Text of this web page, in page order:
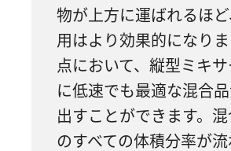
物が上方に運ばれるほ
用はより効果的になり
点において、縦型ミキ
に低速でも最適な混合
出すことができます。
のすべての体積分率が